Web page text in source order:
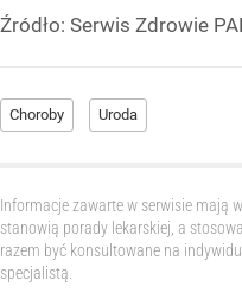
Źródło: Serwis Zdrowie
Choroby Uroda
Informacje zawarte w serwisie mają
stanowią porady lekarskiej, a
razem być konsultowane na
specjalistą.